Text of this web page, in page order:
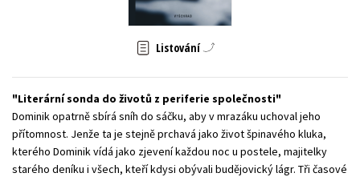
Zahraniční literatura
Všechny tituly
Listování
Literární sonda do životů z periferie společnosti
Dominik opatrně sbírá sníh do sáčku, aby v mrazáku uchoval jeho
přítomnost. Jenže ta je stejně prchavá jako život špinavého kluka,
kterého Dominik vídá jako zjevení každou noc u postele, majitelky
starého deníku i všech, kteří kdysi obývali budějovický lágr. Tři časové